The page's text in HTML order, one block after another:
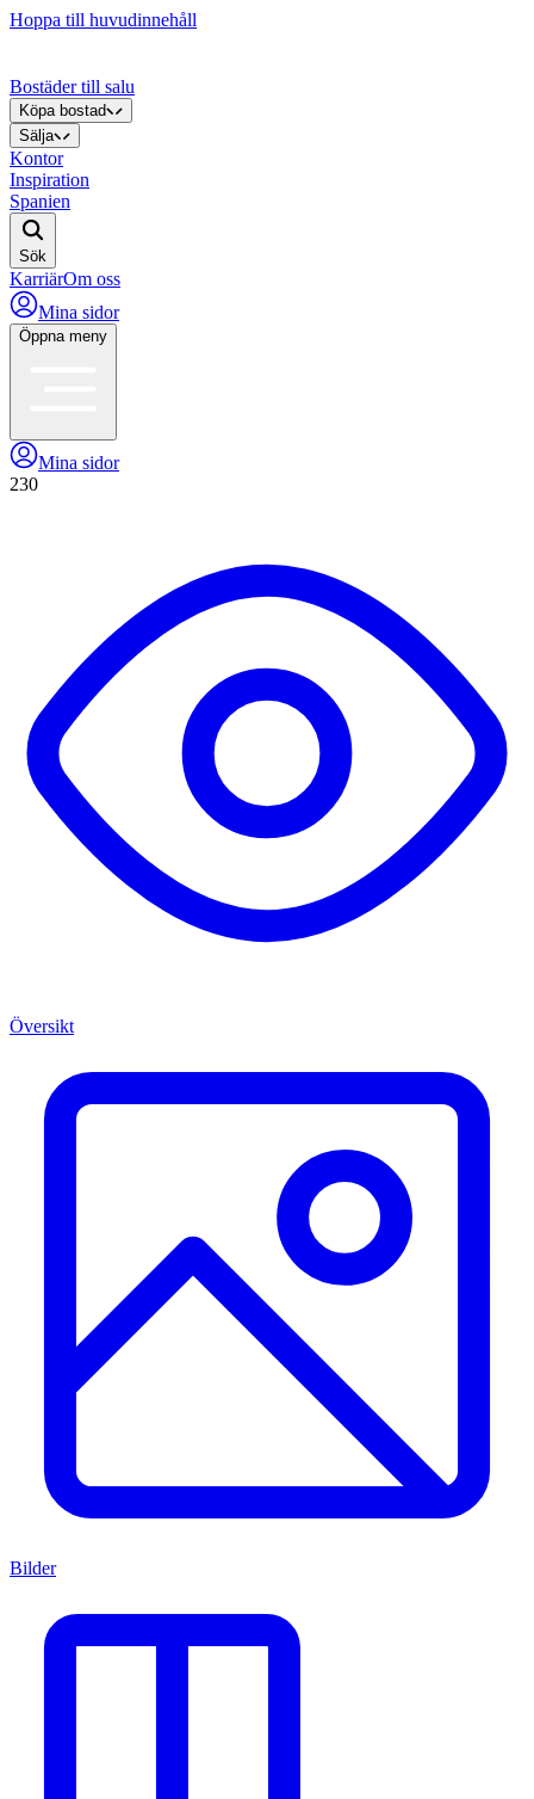
Hoppa till huvudinnehåll
Bostäder till salu
Köpa bostad
Sälja
Kontor
Inspiration
Spanien
Sök
KarriärOm oss
Mina sidor
Öppna meny
Mina sidor
230
Översikt
Bilder